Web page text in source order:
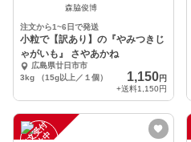
森脇俊博
注文から1~6日で発送
小粒で【訳あり】の『やみつきじ
ゃがいも』 さやあかね
広島県廿日市市
3kg （15g以上／１個）
1,150円
+送料1,150円
注
文
受
付
停
止